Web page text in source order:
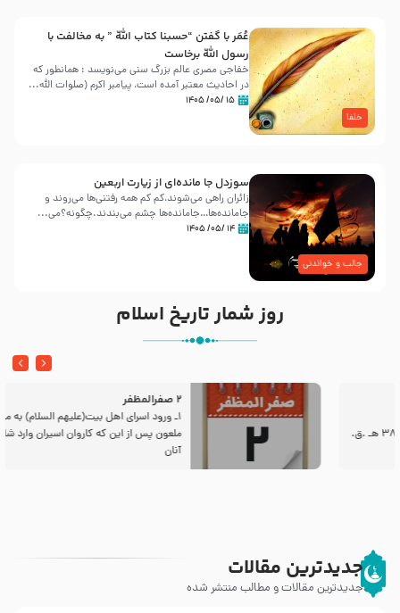
خلفا
عُمَر با گفتن “حسبنا كتاب اللّه ” به مخالفت با
رسول اللّه برخاست
خفاجی مصری عالم بزرگ سنی می‌نویسد : همانطور که
در احادیث معتبر آمده است، پیامبر اکرم (صلوات اللّه...
۱۵ /۰۵/ ۱۴۰۵
جالب و خواندنی
سوزدل جا مانده‌ای از زیارت اربعین
زائران راهی می‌شوند،کم‌ کم همه رفتنی‌ها می‌روند و
جامانده‌ها…جامانده‌ها چشم می‌بندند.چگونه؟می‌...
۱۴ /۰۵/ ۱۴۰۵
روز شمار تاریخ اسلام
2 صفرالمظفر
1ـ ورود اسراى اهل بیت‌(علیهم السلام) به مجلس یزید
ملعون پس از این كه كاروان اسیران وارد شام شدند،
جدیدترین مقالات
جدیدترین مقالات و مطالب منتشر شده